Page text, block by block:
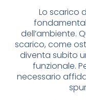
Lo scarico
dell’ambiente.
scarico, come
diventa subito
funzionale.
necessario